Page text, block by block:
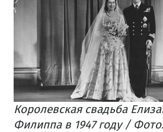
Королевская свадьба
Филиппа в 1947 году /